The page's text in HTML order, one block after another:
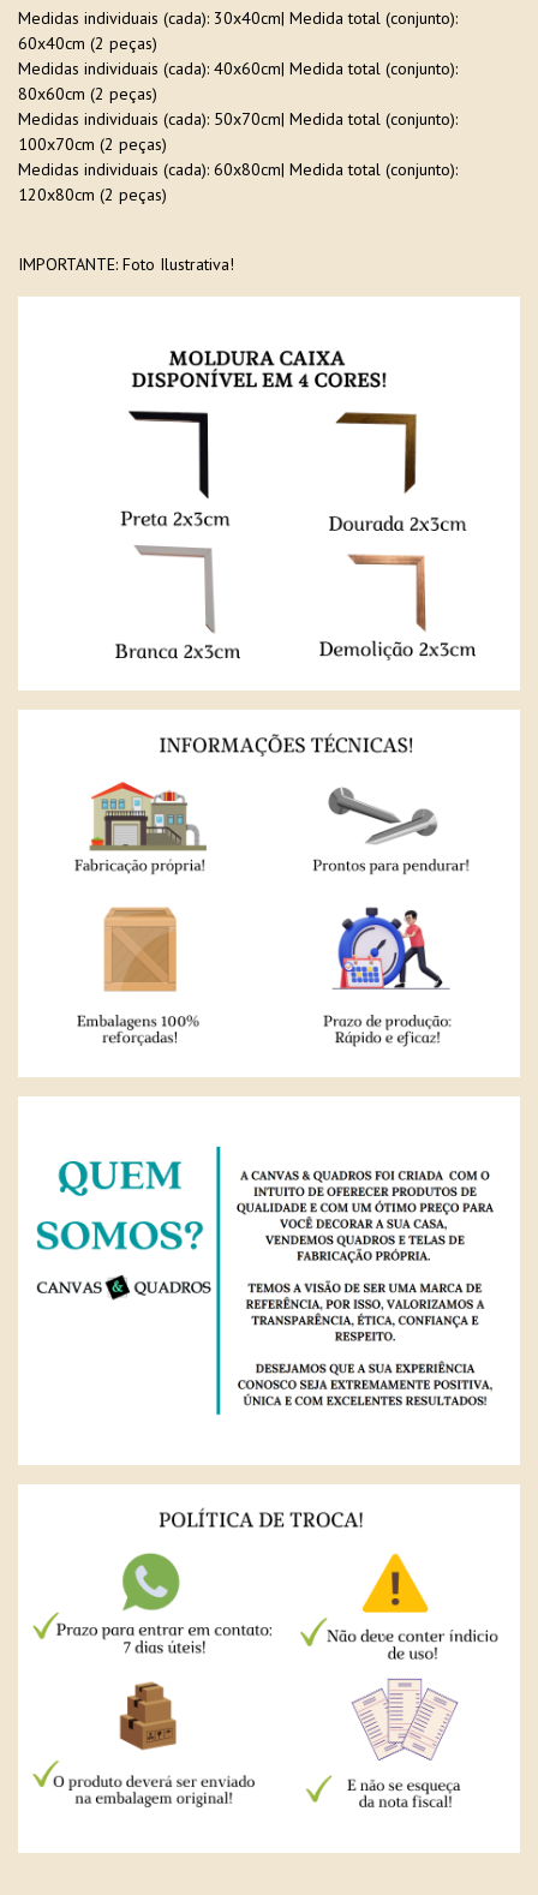
Medidas individuais (cada): 30x40cm| Medida total (conjunto):
60x40cm (2 peças)
Medidas individuais (cada): 40x60cm| Medida total (conjunto):
80x60cm (2 peças)
Medidas individuais (cada): 50x70cm| Medida total (conjunto):
100x70cm (2 peças)
Medidas individuais (cada): 60x80cm| Medida total (conjunto):
120x80cm (2 peças)
IMPORTANTE: Foto Ilustrativa!